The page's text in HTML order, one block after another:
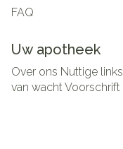
FAQ
Uw apotheek
Over ons Nuttige links
van wachtVoorschrift